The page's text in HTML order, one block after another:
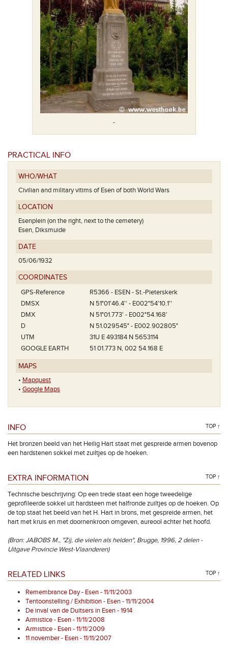
-
PRACTICAL INFO
WHO/WHAT
Civilian and military vitims of Esen of both World Wars
LOCATION
Esenplein (on the right, next to the cemetery)
Esen, Diksmuide
DATE
05/06/1932
COORDINATES
GPS-Reference
R5366 - ESEN - St.-Pieterskerk
DMSX
N 51°01'46.4'' - E002°54'10.1''
DMX
N 51°01.773' - E002°54.168'
D
N 51.029545° - E002.902805°
UTM
31U E 493184 N 5653114
GOOGLE EARTH
51 01.773 N, 002 54.168 E
MAPS
• Mapquest
• Google Maps
INFO TOP ↑
Het bronzen beeld van het Heilig Hart staat met gespreide armen bovenop
een hardstenen sokkel met zuiltjes op de hoeken.
EXTRA INFORMATION TOP ↑
Technische beschrijving: Op een trede staat een hoge tweedelige
geprofileerde sokkel uit hardsteen met halfronde zuiltjes op de hoeken. Op
de top staat het beeld van het H. Hart in brons, met gespreide armen, het
hart met kruis en met doornenkroon omgeven, aureool achter het hoofd.
(Bron: JABOBS M., "Zij, die vielen als helden", Brugge, 1996, 2 delen -
Uitgave Provincie West-Vlaanderen)
RELATED LINKS TOP ↑
Remembrance Day - Esen - 11/11/2003
Tentoonstelling / Exhibition - Esen - 11/11/2004
De inval van de Duitsers in Esen - 1914
Armistice - Esen - 11/11/2008
Armistice - Esen - 11/11/2009
11 november - Esen - 11/11/2007